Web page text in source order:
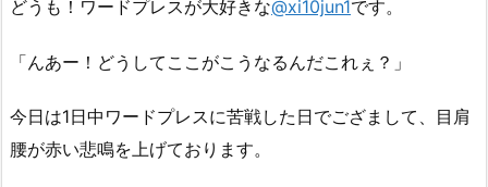
どうも！ワードプレスが大好きな@xi10jun1です。
「んあー！どうしてここがこうなるんだこれぇ？」
今日は1日中ワードプレスに苦戦した日でござまして、目肩
腰が赤い悲鳴を上げております。